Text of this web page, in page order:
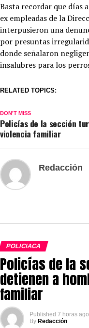
Basta recordar que días
ex empleadas de la
interpusieron una
por presuntas
donde señalaron
insalubres para los
RELATED TOPICS:
DON'T MISS
Policías de la sección
violencia familiar
Redacción
POLICIACA
Policías de la
detienen a
familiar
Published 7 horas ago
By Redacción